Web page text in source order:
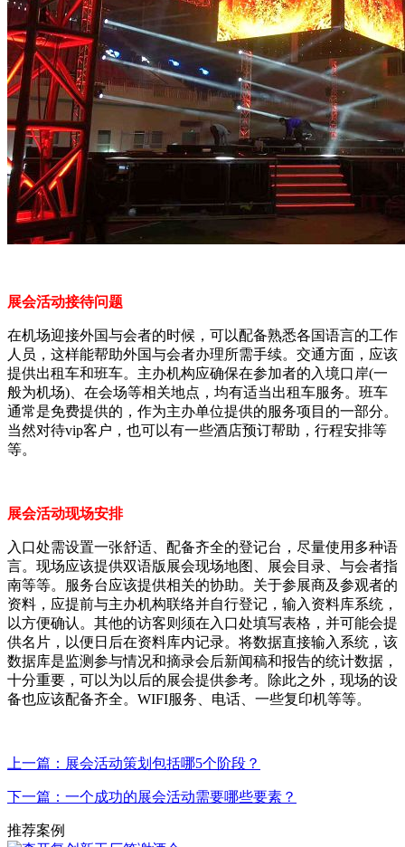
展会活动接待问题
在机场迎接外国与会者的时候，可以配备熟悉各国语言的工作
人员，这样能帮助外国与会者办理所需手续。交通方面，应该
提供出租车和班车。主办机构应确保在参加者的入境口岸(一
般为机场)、在会场等相关地点，均有适当出租车服务。班车
通常是免费提供的，作为主办单位提供的服务项目的一部分。
当然对待vip客户，也可以有一些酒店预订帮助，行程安排等
等。
展会活动现场安排
入口处需设置一张舒适、配备齐全的登记台，尽量使用多种语
言。现场应该提供双语版展会现场地图、展会目录、与会者指
南等等。服务台应该提供相关的协助。关于参展商及参观者的
资料，应提前与主办机构联络并自行登记，输入资料库系统，
以方便确认。其他的访客则须在入口处填写表格，并可能会提
供名片，以便日后在资料库内记录。将数据直接输入系统，该
数据库是监测参与情况和摘录会后新闻稿和报告的统计数据，
十分重要，可以为以后的展会提供参考。除此之外，现场的设
备也应该配备齐全。WIFI服务、电话、一些复印机等等。
上一篇：展会活动策划包括哪5个阶段？
下一篇：一个成功的展会活动需要哪些要素？
推荐案例